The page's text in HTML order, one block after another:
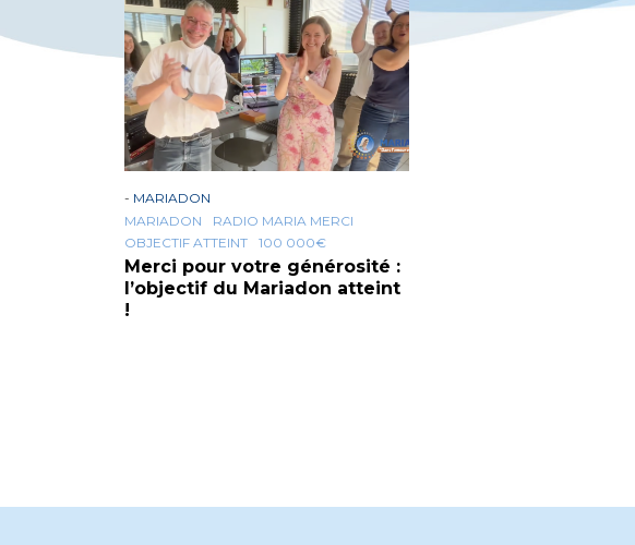
- MARIADON
MARIADON
RADIO MARIA MERCI
OBJECTIF ATTEINT
100 000€
Merci pour votre générosité :
l’objectif du Mariadon atteint
!